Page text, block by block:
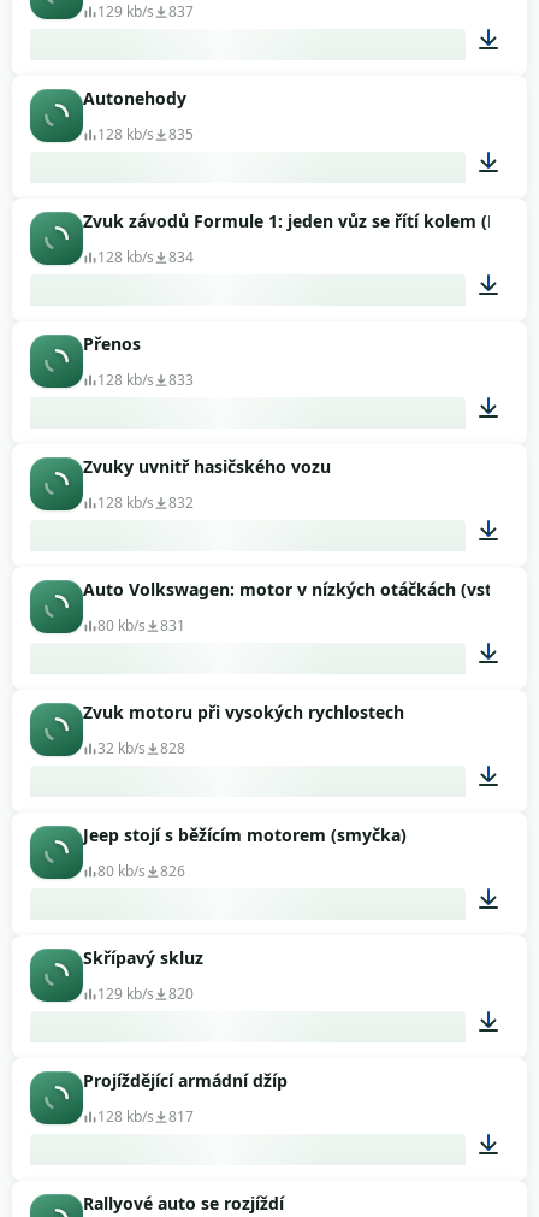
129 kb/s 837
Autonehody
128 kb/s 835
00:30
Zvuk závodů Formule 1: jeden vůz se řítí kolem
128 kb/s 834
Přenos
128 kb/s 833
Zvuky uvnitř hasičského vozu
128 kb/s 832
01:53
Auto Volkswagen: motor v nízkých otáčkách (vstup
80 kb/s 831
Zvuk motoru při vysokých rychlostech
32 kb/s 828
Jeep stojí s běžícím motorem (smyčka)
80 kb/s 826
Skřípavý skluz
129 kb/s 820
Projíždějící armádní džíp
128 kb/s 817
Rallyové auto se rozjíždí